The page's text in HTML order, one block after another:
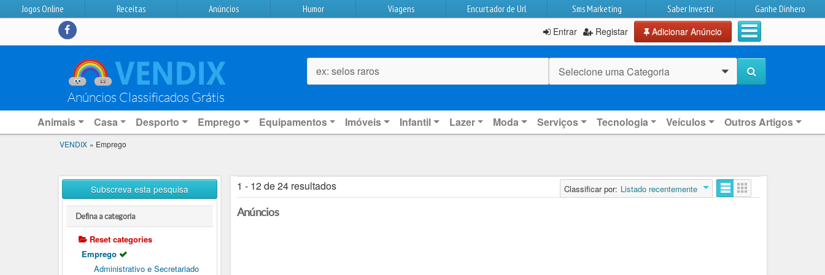
Jogos Online Receitas Anúncios Humor Viagens Encurtador de Url Sms Marketing Saber Investir Ganhe Dinhero
Entrar Registar Adicionar Anúncio
Anúncios Classificados Grátis
ex: selos raros Selecione uma Categoria 0
Animais Casa Desporto Emprego Equipamentos Imóveis Infantil Lazer Moda Serviços Tecnologia Veículos Outros Artigos
VENDIX » Emprego
Subscreva esta pesquisa
Defina a categoria
Reset categories
Emprego
Administrativo e Secretariado
1 - 12 de 24 resultados Classificar por: Listado recentemente
Anúncios